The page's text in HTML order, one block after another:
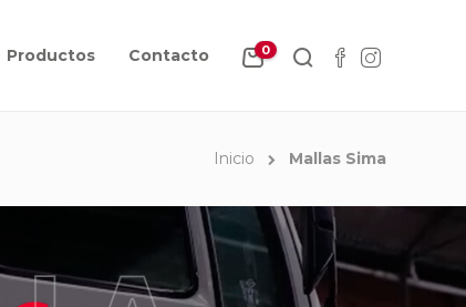
Productos Contacto 0
Inicio Mallas Sima